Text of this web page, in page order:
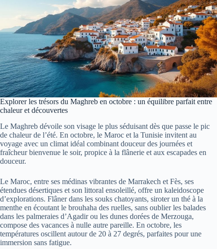
Explorer les trésors du Maghreb en octobre : un équilibre parfait entre
chaleur et découvertes
Le Maghreb dévoile son visage le plus séduisant dès que passe le pic
de chaleur de l’été. En octobre, le Maroc et la Tunisie invitent au
voyage avec un climat idéal combinant douceur des journées et
fraîcheur bienvenue le soir, propice à la flânerie et aux escapades en
douceur.
Le Maroc, entre ses médinas vibrantes de Marrakech et Fès, ses
étendues désertiques et son littoral ensoleillé, offre un kaleidoscope
d’explorations. Flâner dans les souks chatoyants, siroter un thé à la
menthe en écoutant le brouhaha des ruelles, sans oublier les balades
dans les palmeraies d’Agadir ou les dunes dorées de Merzouga,
compose des vacances à nulle autre pareille. En octobre, les
températures oscillent autour de 20 à 27 degrés, parfaites pour une
immersion sans fatigue.